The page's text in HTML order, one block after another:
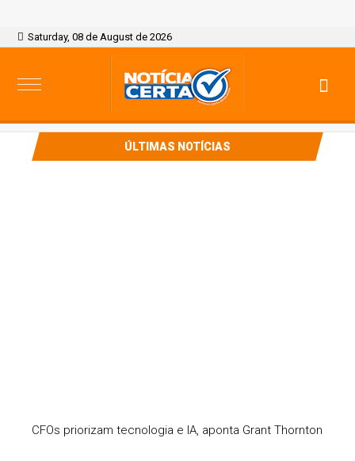
Saturday, 08 de August de 2026
ÚLTIMAS NOTÍCIAS
Cetrel leva gestão ambiental a saneamento e energia